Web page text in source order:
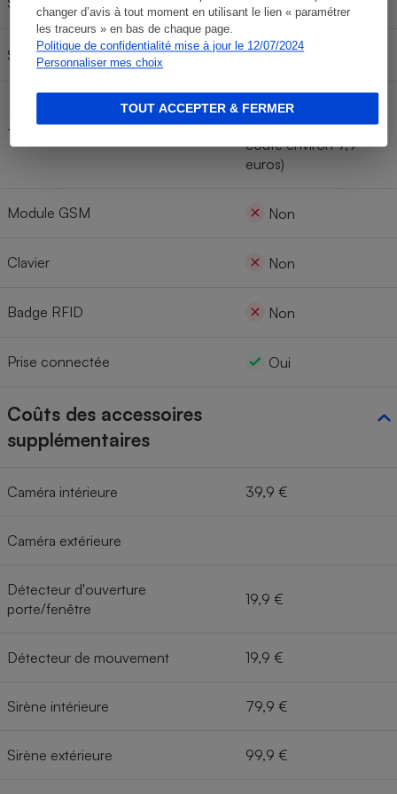
changer d’avis à tout moment en utilisant le lien « paramétrer
les traceurs » en bas de chaque page.
Politique de confidentialité mise à jour le 12/07/2024
Personnaliser mes choix
TOUT ACCEPTER & FERMER
Sirène extérieure Oui
Télécommande(s)
Oui (référence est
LDSENK09 et elle
coûte environ 9,9
euros)
Module GSM Non
Clavier Non
Badge RFID Non
Prise connectée Oui
Coûts des accessoires
supplémentaires
Caméra intérieure 39,9 €
Caméra extérieure
Détecteur d'ouverture
porte/fenêtre
19,9 €
Détecteur de mouvement 19,9 €
Sirène intérieure 79,9 €
Sirène extérieure 99,9 €